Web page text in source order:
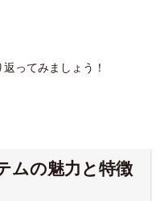
ってみましょう！
ムの魅力と特徴